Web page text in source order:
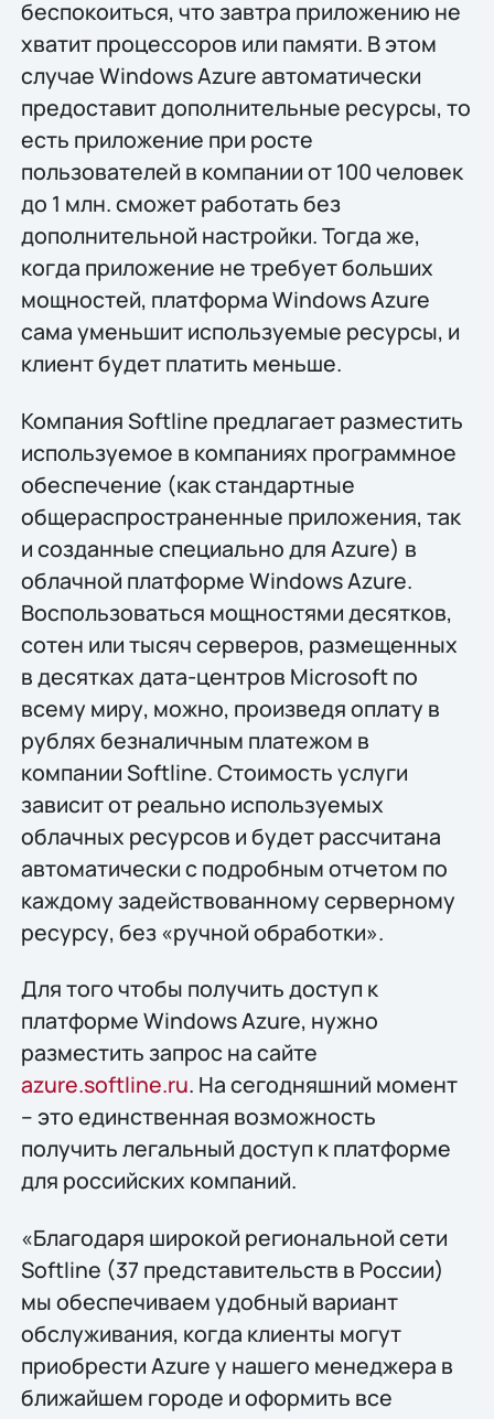
беспокоиться, что завтра приложению не
хватит процессоров или памяти. В этом
случае Windows Azure автоматически
предоставит дополнительные ресурсы, то
есть приложение при росте
пользователей в компании от 100 человек
до 1 млн. сможет работать без
дополнительной настройки. Тогда же,
когда приложение не требует больших
мощностей, платформа Windows Azure
сама уменьшит используемые ресурсы, и
клиент будет платить меньше.
Компания Softline предлагает разместить
используемое в компаниях программное
обеспечение (как стандартные
общераспространенные приложения, так
и созданные специально для Azure) в
облачной платформе Windows Azure.
Воспользоваться мощностями десятков,
сотен или тысяч серверов, размещенных
в десятках дата-центров Microsoft по
всему миру, можно, произведя оплату в
рублях безналичным платежом в
компании Softline. Стоимость услуги
зависит от реально используемых
облачных ресурсов и будет рассчитана
автоматически с подробным отчетом по
каждому задействованному серверному
ресурсу, без «ручной обработки».
Для того чтобы получить доступ к
платформе Windows Azure, нужно
разместить запрос на сайте
azure.softline.ru. На сегодняшний момент
– это единственная возможность
получить легальный доступ к платформе
для российских компаний.
«Благодаря широкой региональной сети
Softline (37 представительств в России)
мы обеспечиваем удобный вариант
обслуживания, когда клиенты могут
приобрести Azure у нашего менеджера в
ближайшем городе и оформить все